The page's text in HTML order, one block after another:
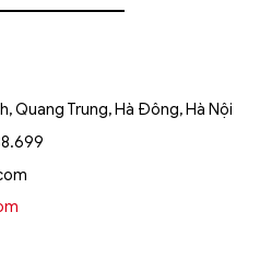
Quang Trung, Hà Đông, Hà Nội